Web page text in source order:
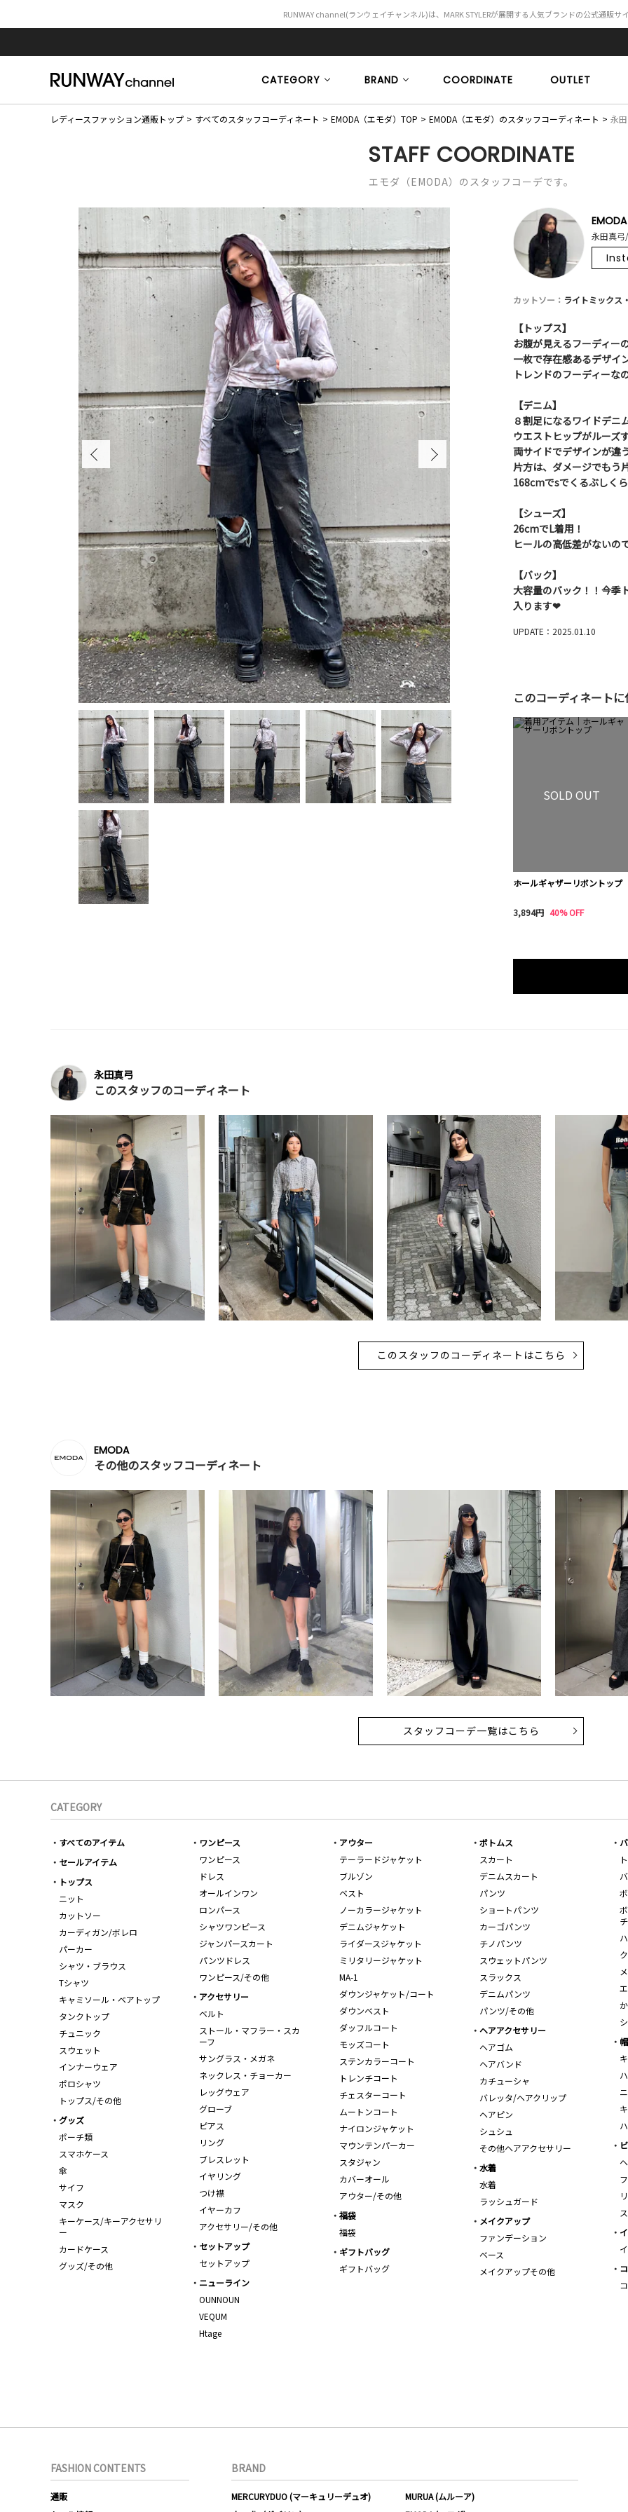
RUNWAY channel(ランウェイチャンネル)は、MARK STYLERが展開する人気ブランドの公式通販サイ
CATEGORY BRAND COORDINATE OUTLET
レディースファッション通販トップ すべてのスタッフコーディネート EMODA（エモダ）TOP EMODA（エモダ）のスタッフコーディネート 永
STAFF COORDINATE
エモダ（EMODA）のスタッフコーデです。
EMODA
永田真
カットソー： ライトミックス
【トップス】
お腹が見えるフーディー
一枚で存在感あるデザイ
トレンドのフーディー
【デニム】
８割足になるワイドデニ
ウエストヒップがルーズ
両サイドでデザインが違
片方は、ダメージでもう
168cmでsでくるぶしくら
【シューズ】
26cmでL着用！
ヒールの高低差がないの
【バック】
大容量のバック！！今季
入ります❤︎
UPDATE：2025.01.10
このコーディネート
SOLD OUT
ホールギャザーリボントップ
3,894円 40% OFF
永田真弓
このスタッフのコーディネート
このスタッフのコーディネートはこちら
EMODA
その他のスタッフコーディネート
スタッフコーデ一覧はこちら
CATEGORY
すべてのアイテム
セールアイテム
トップス
ニット
カットソー
カーディガン/ボレロ
パーカー
シャツ・ブラウス
Tシャツ
キャミソール・ベアトップ
タンクトップ
チュニック
スウェット
インナーウェア
ポロシャツ
トップス/その他
ワンピース
ワンピース
ドレス
オールインワン
ロンパース
シャツワンピース
ジャンパースカート
パンツドレス
ワンピース/その他
アウター
テーラードジャケット
ブルゾン
ベスト
ノーカラージャケット
デニムジャケット
ライダースジャケット
ミリタリージャケット
MA-1
ダウンジャケット/コート
ダウンベスト
ダッフルコート
モッズコート
ステンカラーコート
トレンチコート
チェスターコート
ムートンコート
ナイロンジャケット
マウンテンパーカー
スタジャン
カバーオール
アウター/その他
ボトムス
スカート
デニムスカート
パンツ
ショートパンツ
カーゴパンツ
チノパンツ
スウェットパンツ
スラックス
デニムパンツ
パンツ/その他
チ
アクセサリー
ベルト
ストール・マフラー・スカ
ーフ
サングラス・メガネ
ネックレス・チョーカー
レッグウェア
グローブ
ピアス
リング
ブレスレット
イヤリング
つけ襟
イヤーカフ
アクセサリー/その他
ヘアアクセサリー
ヘアゴム
ヘアバンド
カチューシャ
バレッタ/ヘアクリップ
ヘアピン
シュシュ
その他ヘアアクセサリー
グッズ
ポーチ類
スマホケース
傘
サイフ
マスク
キーケース/キーアクセサリ
ー
カードケース
グッズ/その他
水着
水着
ラッシュガード
福袋
福袋
メイクアップ
ファンデーション
ベース
メイクアップその他
セットアップ
セットアップ
ギフトバッグ
ギフトバッグ
ニューライン
OUNNOUN
VEQUM
Htage
FASHION CONTENTS
通販
BRAND
MERCURYDUO (マーキュリーデュオ)
MURUA (ムルーア)